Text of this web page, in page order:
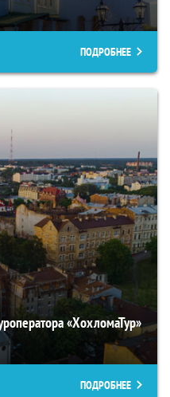
ПОДРОБНЕЕ
«ХохломаТур»
ПОДРОБНЕЕ